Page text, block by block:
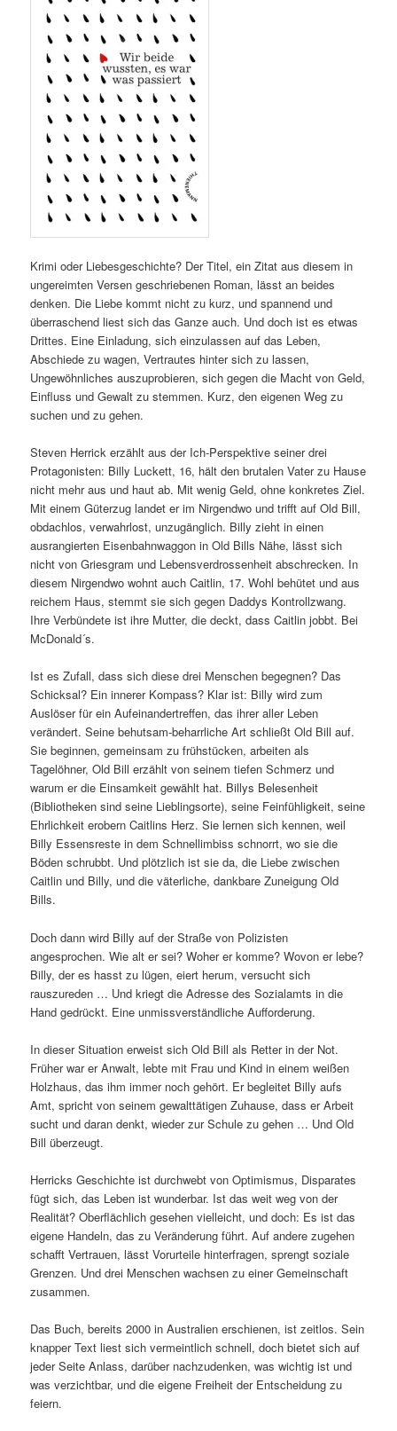
Krimi oder Liebesgeschichte? Der Titel, ein Zitat aus diesem in
ungereimten Versen geschriebenen Roman, lässt an beides
denken. Die Liebe kommt nicht zu kurz, und spannend und
überraschend liest sich das Ganze auch. Und doch ist es etwas
Drittes. Eine Einladung, sich einzulassen auf das Leben,
Abschiede zu wagen, Vertrautes hinter sich zu lassen,
Ungewöhnliches auszuprobieren, sich gegen die Macht von Geld,
Einfluss und Gewalt zu stemmen. Kurz, den eigenen Weg zu
suchen und zu gehen.
Steven Herrick erzählt aus der Ich-Perspektive seiner drei
Protagonisten: Billy Luckett, 16, hält den brutalen Vater zu Hause
nicht mehr aus und haut ab. Mit wenig Geld, ohne konkretes Ziel.
Mit einem Güterzug landet er im Nirgendwo und trifft auf Old Bill,
obdachlos, verwahrlost, unzugänglich. Billy zieht in einen
ausrangierten Eisenbahnwaggon in Old Bills Nähe, lässt sich
nicht von Griesgram und Lebensverdrossenheit abschrecken. In
diesem Nirgendwo wohnt auch Caitlin, 17. Wohl behütet und aus
reichem Haus, stemmt sie sich gegen Daddys Kontrollzwang.
Ihre Verbündete ist ihre Mutter, die deckt, dass Caitlin jobbt. Bei
McDonald´s.
Ist es Zufall, dass sich diese drei Menschen begegnen? Das
Schicksal? Ein innerer Kompass? Klar ist: Billy wird zum
Auslöser für ein Aufeinandertreffen, das ihrer aller Leben
verändert. Seine behutsam-beharrliche Art schließt Old Bill auf.
Sie beginnen, gemeinsam zu frühstücken, arbeiten als
Tagelöhner, Old Bill erzählt von seinem tiefen Schmerz und
warum er die Einsamkeit gewählt hat. Billys Belesenheit
(Bibliotheken sind seine Lieblingsorte), seine Feinfühligkeit, seine
Ehrlichkeit erobern Caitlins Herz. Sie lernen sich kennen, weil
Billy Essensreste in dem Schnellimbiss schnorrt, wo sie die
Böden schrubbt. Und plötzlich ist sie da, die Liebe zwischen
Caitlin und Billy, und die väterliche, dankbare Zuneigung Old
Bills.
Doch dann wird Billy auf der Straße von Polizisten
angesprochen. Wie alt er sei? Woher er komme? Wovon er lebe?
Billy, der es hasst zu lügen, eiert herum, versucht sich
rauszureden … Und kriegt die Adresse des Sozialamts in die
Hand gedrückt. Eine unmissverständliche Aufforderung.
In dieser Situation erweist sich Old Bill als Retter in der Not.
Früher war er Anwalt, lebte mit Frau und Kind in einem weißen
Holzhaus, das ihm immer noch gehört. Er begleitet Billy aufs
Amt, spricht von seinem gewalttätigen Zuhause, dass er Arbeit
sucht und daran denkt, wieder zur Schule zu gehen … Und Old
Bill überzeugt.
Herricks Geschichte ist durchwebt von Optimismus, Disparates
fügt sich, das Leben ist wunderbar. Ist das weit weg von der
Realität? Oberflächlich gesehen vielleicht, und doch: Es ist das
eigene Handeln, das zu Veränderung führt. Auf andere zugehen
schafft Vertrauen, lässt Vorurteile hinterfragen, sprengt soziale
Grenzen. Und drei Menschen wachsen zu einer Gemeinschaft
zusammen.
Das Buch, bereits 2000 in Australien erschienen, ist zeitlos. Sein
knapper Text liest sich vermeintlich schnell, doch bietet sich auf
jeder Seite Anlass, darüber nachzudenken, was wichtig ist und
was verzichtbar, und die eigene Freiheit der Entscheidung zu
feiern.